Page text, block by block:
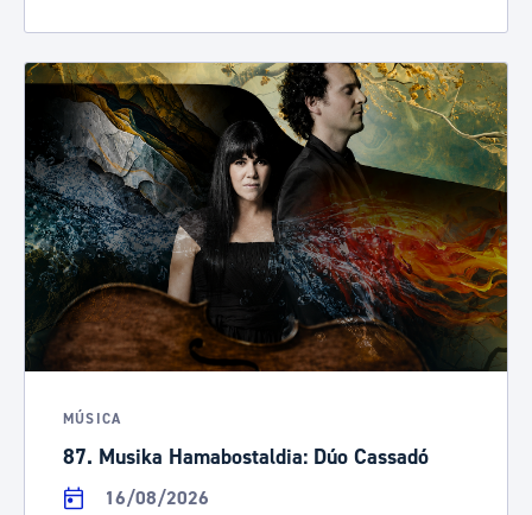
MÚSICA
87. Musika Hamabostaldia: Dúo Cassadó
16/08/2026